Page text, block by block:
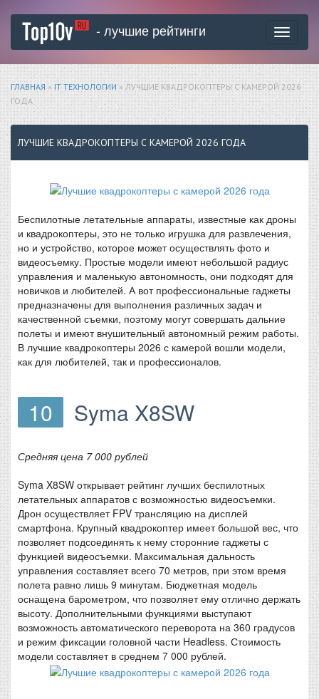
Toggle
- лучшие рейтинги
ГЛАВНАЯ »IT ТЕХНОЛОГИИ» ЛУЧШИЕ КВАДРОКОПТЕРЫ С КАМЕРОЙ 2026
ГОДА
ЛУЧШИЕ КВАДРОКОПТЕРЫ С КАМЕРОЙ 2026 ГОДА
Беспилотные летательные аппараты, известные как дроны
и квадрокоптеры, это не только игрушка для развлечения,
но и устройство, которое может осуществлять фото и
видеосъемку. Простые модели имеют небольшой радиус
управления и маленькую автономность, они подходят для
новичков и любителей. А вот профессиональные гаджеты
предназначены для выполнения различных задач и
качественной съемки, поэтому могут совершать дальние
полеты и имеют внушительный автономный режим работы.
В лучшие квадрокоптеры 2026 с камерой вошли модели,
как для любителей, так и профессионалов.
10 Syma X8SW
Средняя цена 7 000 рублей
Syma X8SW открывает рейтинг лучших беспилотных
летательных аппаратов с возможностью видеосъемки.
Дрон осуществляет FPV трансляцию на дисплей
смартфона. Крупный квадрокоптер имеет большой вес, что
позволяет подсоединять к нему сторонние гаджеты с
функцией видеосъемки. Максимальная дальность
управления составляет всего 70 метров, при этом время
полета равно лишь 9 минутам. Бюджетная модель
оснащена барометром, что позволяет ему отлично держать
высоту. Дополнительными функциями выступают
возможность автоматического переворота на 360 градусов
и режим фиксации головной части Headless. Стоимость
модели составляет в среднем 7 000 рублей.